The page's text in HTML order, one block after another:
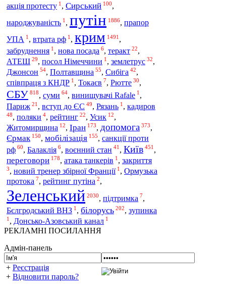
акція протесту 1 , Сирський 100,
народжуваність 1 , путін 1886, прапор
УПА 1 , втрата рф 1 , крим 1491 ,
забруднення 1 , нова посада 6, теракт 22,
АТЕШ 29, посол Німеччини 1 , землетрус 32,
Джонсон 54, Полтавщина 55, Сибіга 42,
співпраця з КНДР 1 , Токаєв 7, Рютте 30,
СБУ 818, суми 64, винищувачі Rafale 1 ,
Париж 21 , вступ до ЄС 49, Рязань 1 , кадиров
48, поляки 4, рейтинг 22, Усик 12,
Житомирщина 12, Іран 173, допомога 373,
Єрмак 150, мобілізація 155, санкції проти
рф 60, Балаклія 6, воєнний стан 41 , Київ 451 ,
переговори 178, атака танкерів 1 , закриття
3, новий тренер збірної Франції 1 , Ормузька
протока 7, рейтинг путіна 2,
Зеленський 2030, підтримка 7,
Бєлгродський ВНЗ 1 , білорусь 202, зупинка
1 , Донсько-Азовський канал 1
РЕКЛАМНІ ПОСИЛАННЯ
Адмін-панель
+ Реєстрація
+ Відновити пароль?